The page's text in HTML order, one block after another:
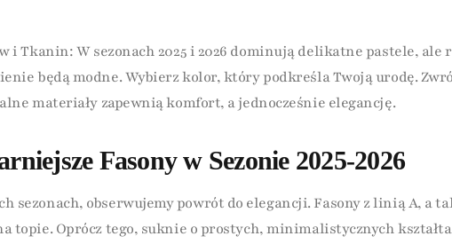
i Tkanin: W sezonach 2025 i 2026 dominują delikatne pastele, ale
będą modne. Wybierz kolor, który podkreśla Twoją urodę.
materiały zapewnią komfort, a jednocześnie elegancję.
Fasony w Sezonie 2025-2026
sezonach, obserwujemy powrót do elegancji. Fasony z linią A, a
topie. Oprócz tego, suknie o prostych, minimalistycznych